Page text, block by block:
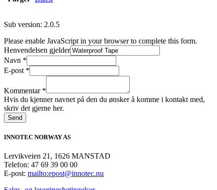
Sub version: 2.0.5
Please enable JavaScript in your browser to complete this form.
Henvendelsen gjelder
Navn *
E-post *
Kommentar *
Hvis du kjenner navnet på den du ønsker å komme i kontakt med,
skriv det gjerne her.
Send
INNOTEC NORWAY AS
Lervikveien 21, 1626 MANSTAD
Telefon: 47 69 39 00 00
E-post: mailto:epost@innotec.nu